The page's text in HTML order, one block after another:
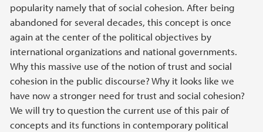
popularity namely that of social cohesion. After being
abandoned for several decades, this concept is once
again at the center of the political objectives by
international organizations and national governments.
Why this massive use of the notion of trust and social
cohesion in the public discourse? Why it looks like we
have now a stronger need for trust and social cohesion?
We will try to question the current use of this pair of
concepts and its functions in contemporary political